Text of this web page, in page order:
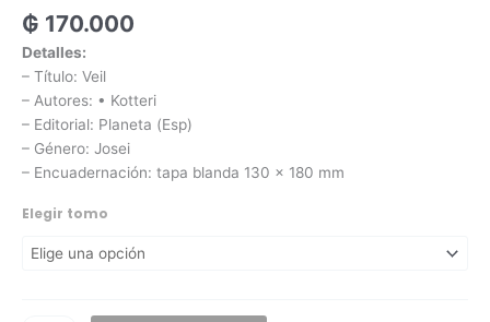
₲ 170.000
Detalles:
– Título: Veil
– Autores: • Kotteri
– Editorial: Planeta (Esp)
– Género: Josei
– Encuadernación: tapa blanda 130 x 180 mm
Elegir tomo